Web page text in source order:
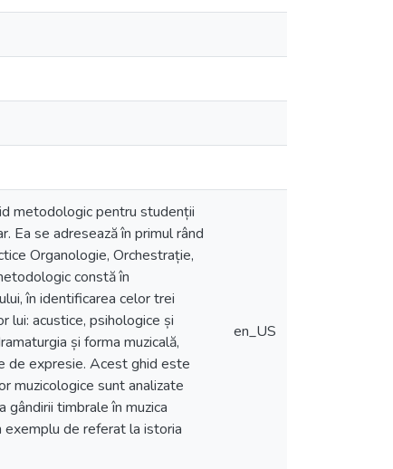
metodologic pentru studenții
Ea se adresează în primul rând
Organologie, Orchestrație,
constă în
în identificarea celor trei
lui: acustice, psihologice și
și forma muzicală,
de expresie. Acest ghid este
muzicologice sunt analizate
timbrale în muzica
exemplu de referat la istoria
en_US